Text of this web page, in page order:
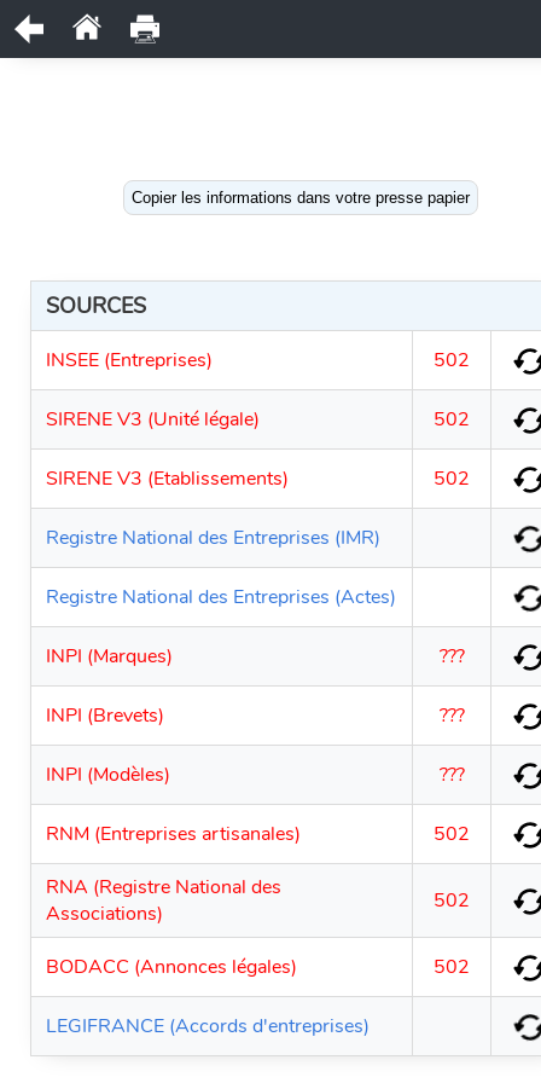
Copier les informations dans votre presse papier
SOURCES
INSEE (Entreprises) 502
SIRENE V3 (Unité légale) 502
SIRENE V3 (Etablissements) 502
Registre National des Entreprises (IMR)
Registre National des Entreprises (Actes)
INPI (Marques) ???
INPI (Brevets) ???
INPI (Modèles) ???
RNM (Entreprises artisanales)
502
RNA (Registre National des
Associations)
502
BODACC (Annonces légales) 502
LEGIFRANCE (Accords d'entreprises)